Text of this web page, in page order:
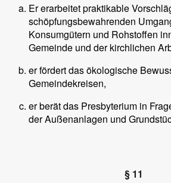
Er erarbeitet praktikable
schöpfungsbewahrenden
Konsumgütern und Rohstoffen
Gemeinde und der kirchlichen
er fördert das ökologische
Gemeindekreisen,
er berät das Presbyterium in
der Außenanlagen und
§ 11